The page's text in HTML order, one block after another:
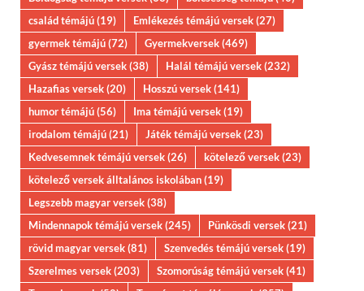
család témájú(19) Emlékezés témájú versek(27)
gyermek témájú(72) Gyermekversek(469)
Gyász témájú versek(38) Halál témájú versek(232)
Hazafias versek(20) Hosszú versek(141)
humor témájú(56) Ima témájú versek(19)
irodalom témájú(21) Játék témájú versek(23)
Kedvesemnek témájú versek(26) kötelező versek(23)
kötelező versek álltalános iskolában(19)
Legszebb magyar versek(38)
Mindennapok témájú versek(245) Pünkösdi versek(21)
rövid magyar versek(81) Szenvedés témájú versek(19)
Szerelmes versek(203) Szomorúság témájú versek(41)